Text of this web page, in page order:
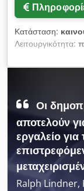
Κατάσταση:
Λειτουργικότητα:
SÇ
Μπορεί να
και ολίσθησης σε
Σύστημα
- Εύκολος
Απεριόριστη
αποστράγγισης
με στήριξη δεξιά -
Οι
αποτελούν
εργαλείο
Ralph Lindner,